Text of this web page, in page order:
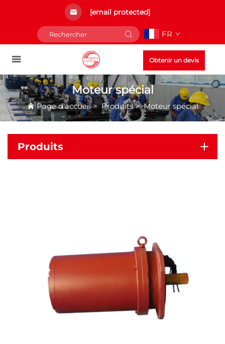
[email protected]
FR
Obtenir un devis
Moteur spécial
Page d'accueil>Produits>Moteur spécial
Produits